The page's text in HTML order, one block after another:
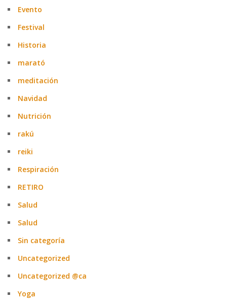
Evento
Festival
Historia
marató
meditación
Navidad
Nutrición
rakú
reiki
Respiración
RETIRO
Salud
Salud
Sin categoría
Uncategorized
Uncategorized @ca
Yoga